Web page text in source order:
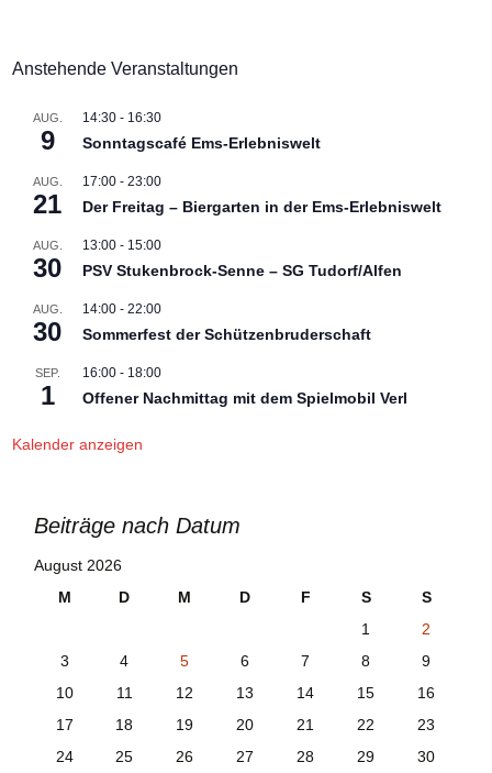
Anstehende Veranstaltungen
AUG.
9
14:30 - 16:30
Sonntagscafé Ems-Erlebniswelt
AUG.
21
17:00 -23:00
Der Freitag – Biergarten in der Ems-Erlebniswelt
AUG.
30
13:00 - 15:00
PSV Stukenbrock-Senne – SG Tudorf/Alfen
AUG.
30
14:00 -22:00
Sommerfest der Schützenbruderschaft
SEP.
1
16:00 - 18:00
Offener Nachmittag mit dem Spielmobil Verl
Kalender anzeigen
Beiträge nach Datum
August 2026
M
D M D F S
S
1
2
3
4 5 6 7 8
9
10
11 12 13 14 15
16
17
18 19 20 21 22
23
24
25 26 27 28 29
30